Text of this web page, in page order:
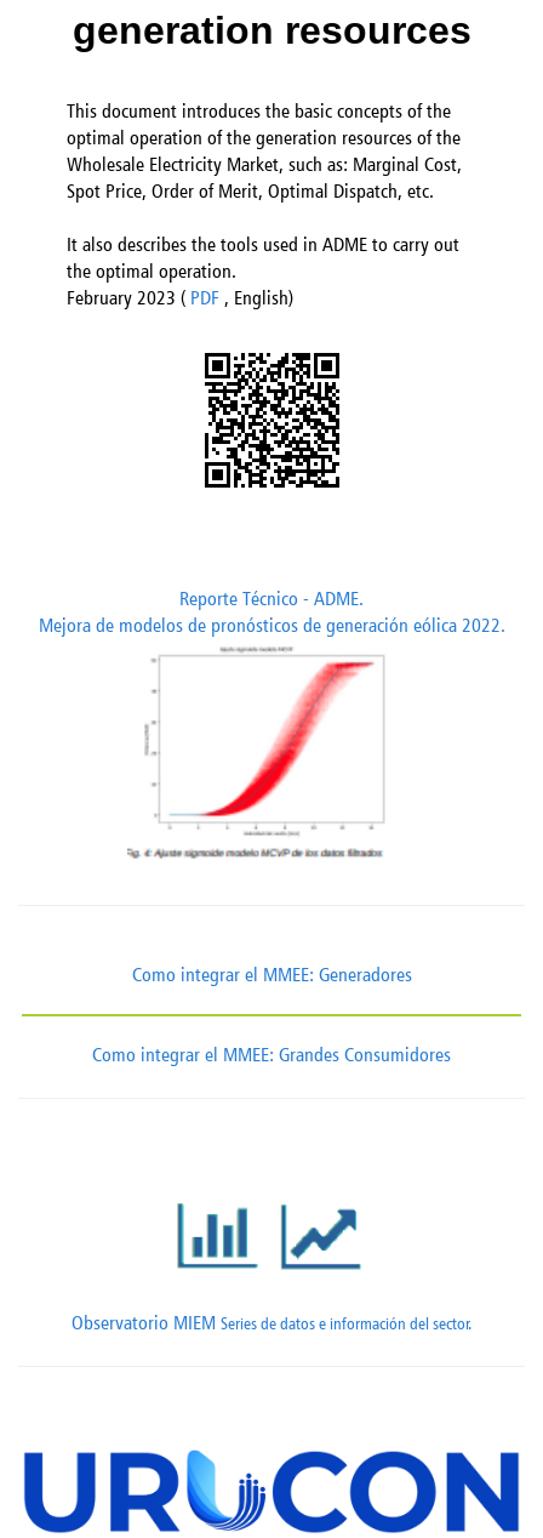
generation resources
This document introduces the basic concepts of the
optimal operation of the generation resources of the
Wholesale Electricity Market, such as: Marginal Cost,
Spot Price, Order of Merit, Optimal Dispatch, etc.
It also describes the tools used in ADME to carry out
the optimal operation.
February 2023 ( PDF , English)
Reporte Técnico - ADME.
Mejora de modelos de pronósticos de generación eólica 2022.
Como integrar el MMEE: Generadores
Como integrar el MMEE: Grandes Consumidores
Observatorio MIEM Series de datos e información del sector.